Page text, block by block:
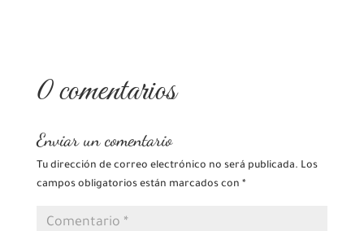
0 comentarios
Enviar un comentario
Tu dirección de correo electrónico no será publicada. Los
campos obligatorios están marcados con *